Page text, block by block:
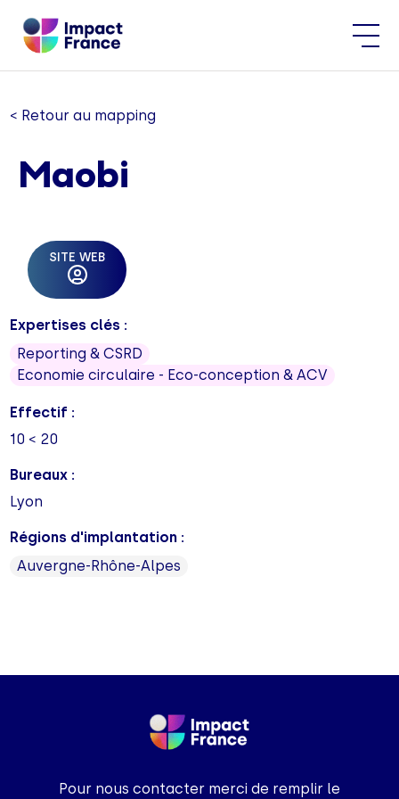
< Retour au mapping
Maobi
SITE WEB
Expertises clés :
Reporting & CSRD
Economie circulaire - Eco-conception & ACV
Effectif :
10 < 20
Bureaux :
Lyon
Régions d'implantation :
Auvergne-Rhône-Alpes
Pour nous contacter merci de remplir le